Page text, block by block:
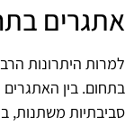
אתגרים
למרות היתרונות
בתחום. בין
סביבתיות משתנות,